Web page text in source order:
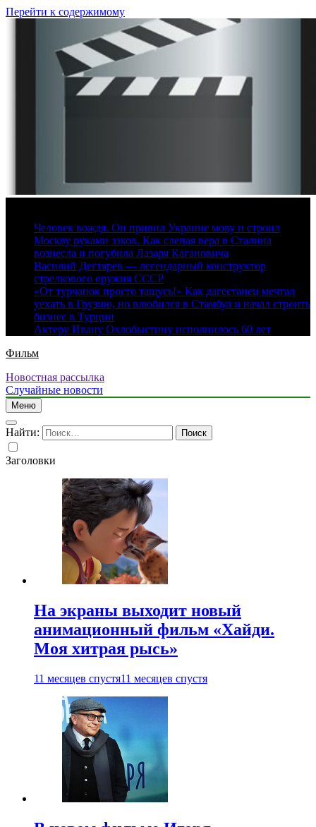
Перейти к содержимому
Человек вождя. Он привил Украине мову и строил
Москву руками зэков. Как слепая вера в Сталина
вознесла и погубила Лазаря Кагановича
Василий Дегтярев — легендарный конструктор
стрелкового оружия СССР
«От турчанок просто тащусь!» Как дагестанец мечтал
уехать в Грузию, но влюбился в Стамбул и начал строить
бизнес в Турции
Актеру Ивану Охлобыстину исполнилось 60 лет
Фильм
Новостная рассылка
Случайные новости
Меню
Найти:
Заголовки
На экраны выходит новый
анимационный фильм «Хайди.
Моя хитрая рысь»
11 месяцев спустя11 месяцев спустя